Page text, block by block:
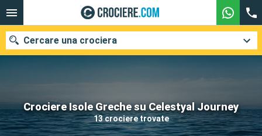
Crociere Isole Greche su Celestyal Journey
13 crociere trovate
Cercare una crociera
Le nostre destinazioni
Mesi di partenza